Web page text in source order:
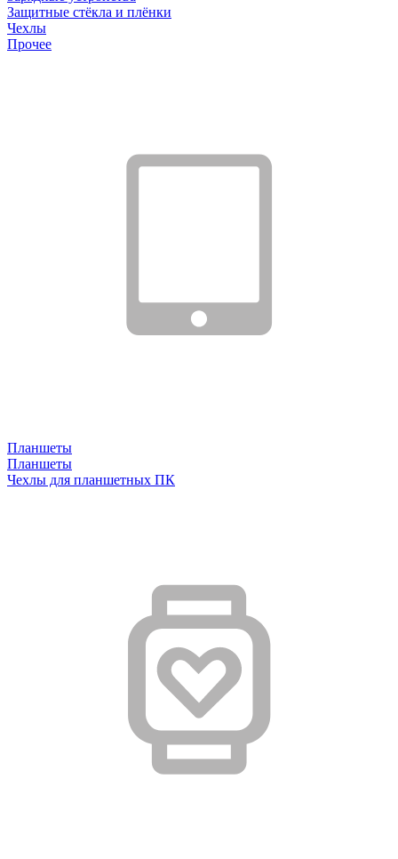
Защитные стёкла и плёнки
Чехлы
Прочее
Планшеты
Планшеты
Чехлы для планшетных ПК